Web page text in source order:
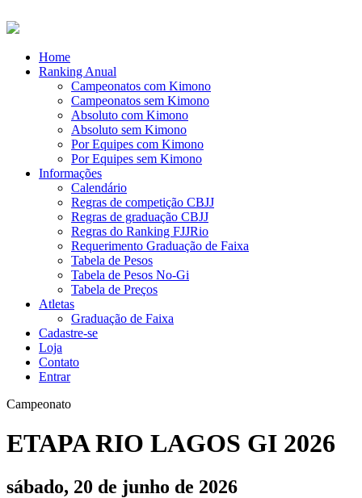
Home
Ranking Anual
Campeonatos com Kimono
Campeonatos sem Kimono
Absoluto com Kimono
Absoluto sem Kimono
Por Equipes com Kimono
Por Equipes sem Kimono
Informações
Calendário
Regras de competição CBJJ
Regras de graduação CBJJ
Regras do Ranking FJJRio
Requerimento Graduação de Faixa
Tabela de Pesos
Tabela de Pesos No-Gi
Tabela de Preços
Atletas
Graduação de Faixa
Cadastre-se
Loja
Contato
Entrar
Campeonato
ETAPA RIO LAGOS GI 2026
sábado, 20 de junho de 2026